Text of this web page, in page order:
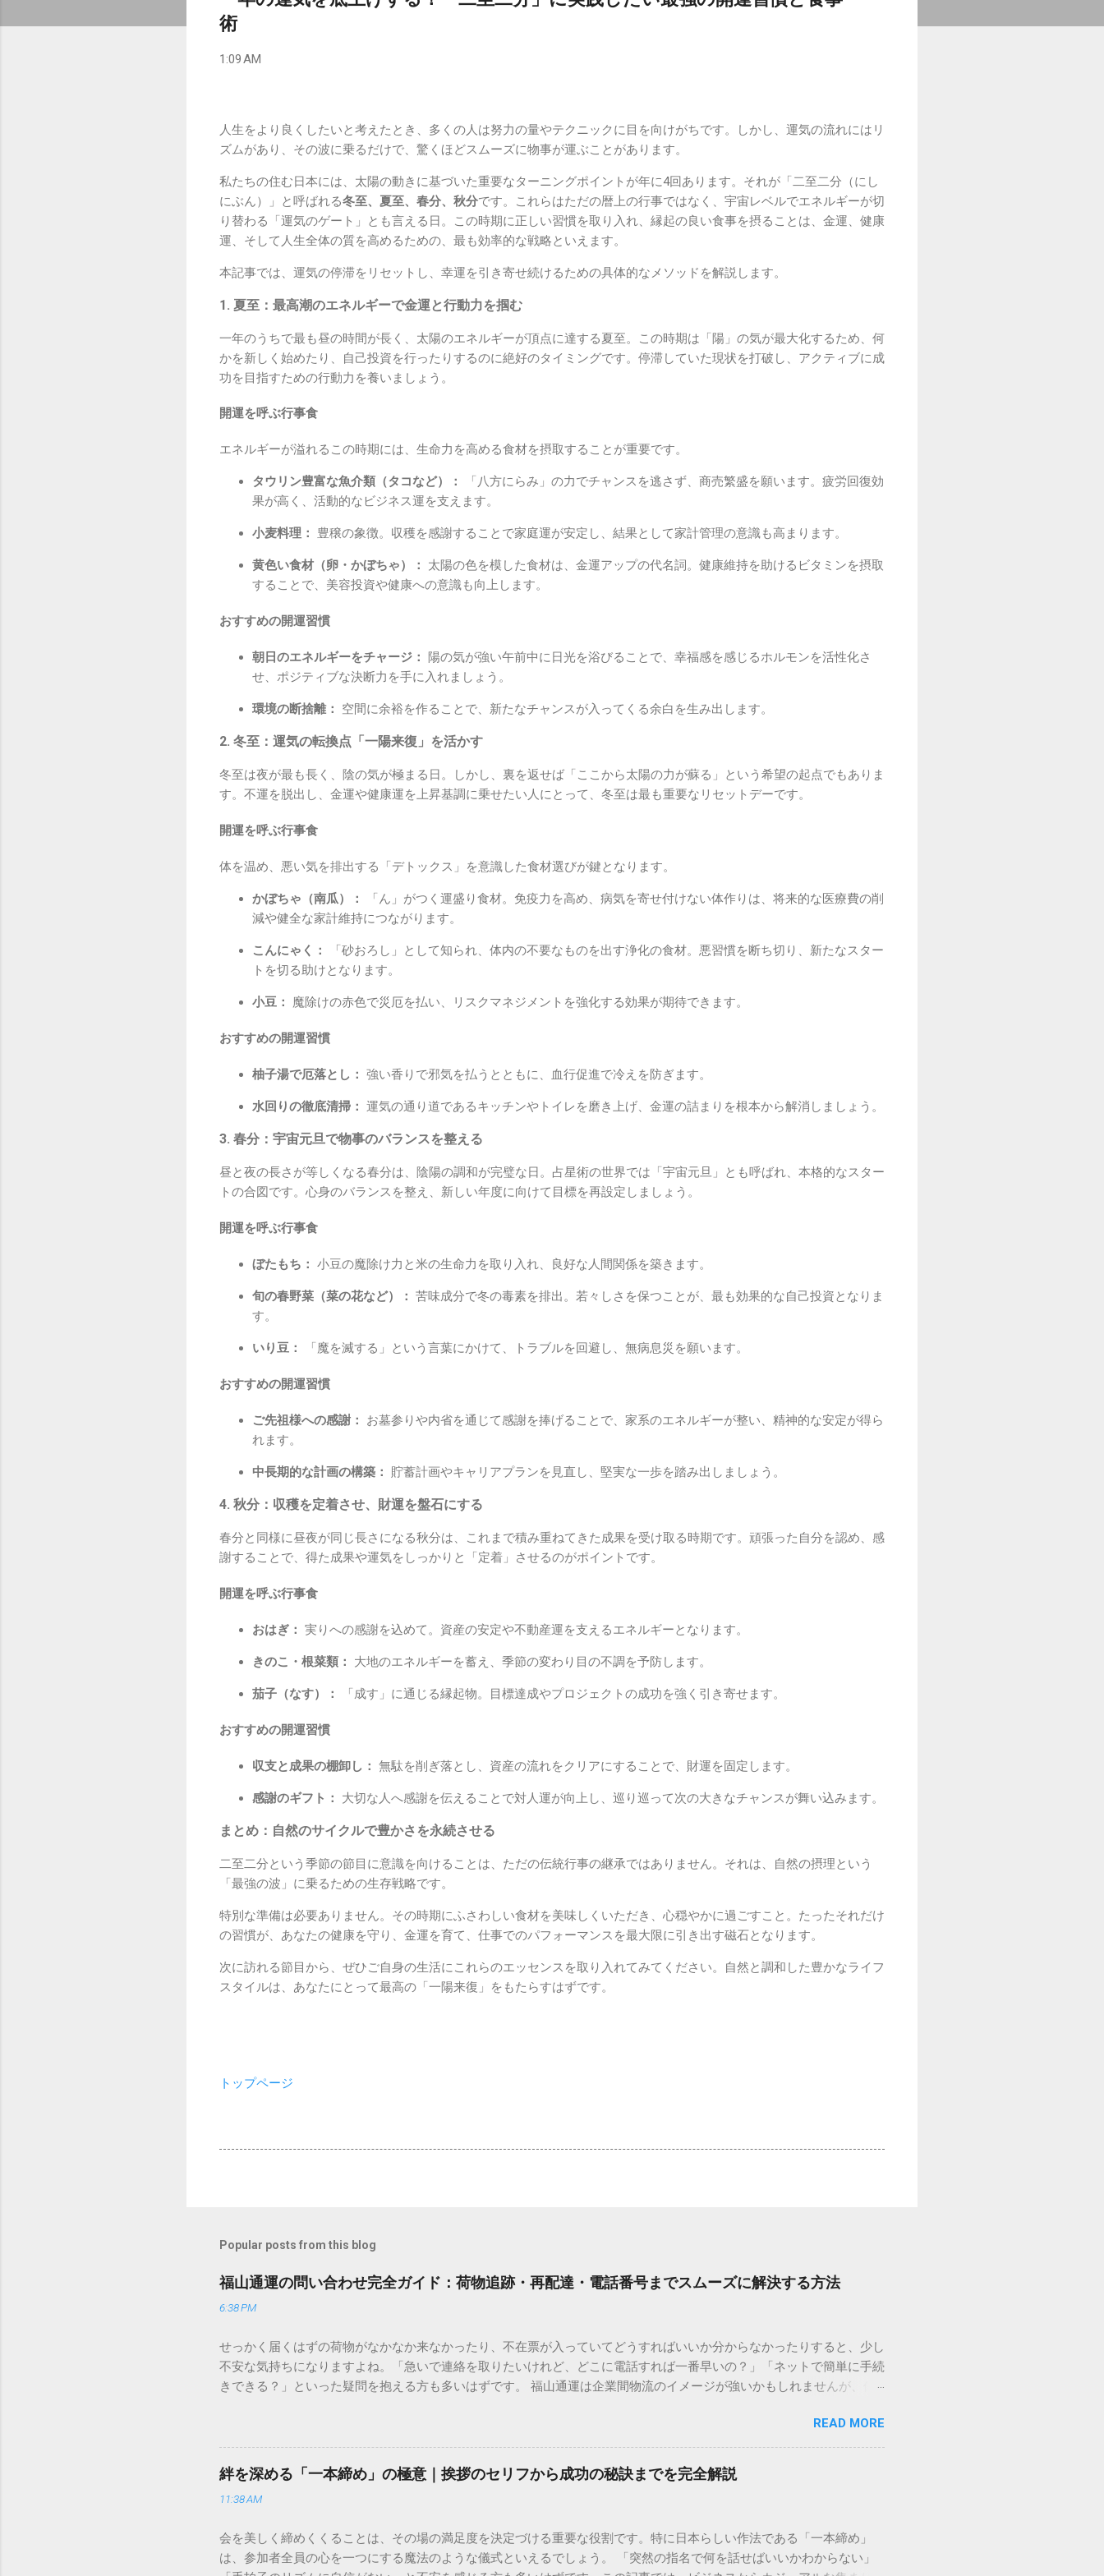
術
1:09 AM
人生をより良くしたいと考えたとき、多くの人は努力の量やテクニックに目を向けがちです。しかし、運気の流れにはリ
ズムがあり、その波に乗るだけで、驚くほどスムーズに物事が運ぶことがあります。
私たちの住む日本には、太陽の動きに基づいた重要なターニングポイントが年に4回あります。それが「二至二分（にし
にぶん）」と呼ばれる冬至、夏至、春分、秋分です。これらはただの暦上の行事ではなく、宇宙レベルでエネルギーが切
り替わる「運気のゲート」とも言える日。この時期に正しい習慣を取り入れ、縁起の良い食事を摂ることは、金運、健康
運、そして人生全体の質を高めるための、最も効率的な戦略といえます。
本記事では、運気の停滞をリセットし、幸運を引き寄せ続けるための具体的なメソッドを解説します。
1. 夏至：最高潮のエネルギーで金運と行動力を掴む
一年のうちで最も昼の時間が長く、太陽のエネルギーが頂点に達する夏至。この時期は「陽」の気が最大化するため、何
かを新しく始めたり、自己投資を行ったりするのに絶好のタイミングです。停滞していた現状を打破し、アクティブに成
功を目指すための行動力を養いましょう。
開運を呼ぶ行事食
エネルギーが溢れるこの時期には、生命力を高める食材を摂取することが重要です。
タウリン豊富な魚介類（タコなど）：
「八方にらみ」の力でチャンスを逃さず、商売繁盛を願います。疲労回復効
果が高く、活動的なビジネス運を支えます。
小麦料理： 豊穣の象徴。収穫を感謝することで家庭運が安定し、結果として家計管理の意識も高まります。
黄色い食材（卵・かぼちゃ）：
太陽の色を模した食材は、金運アップの代名詞。健康維持を助けるビタミンを摂取
することで、美容投資や健康への意識も向上します。
おすすめの開運習慣
朝日のエネルギーをチャージ：
陽の気が強い午前中に日光を浴びることで、幸福感を感じるホルモンを活性化さ
せ、ポジティブな決断力を手に入れましょう。
環境の断捨離： 空間に余裕を作ることで、新たなチャンスが入ってくる余白を生み出します。
2. 冬至：運気の転換点「一陽来復」を活かす
冬至は夜が最も長く、陰の気が極まる日。しかし、裏を返せば「ここから太陽の力が蘇る」という希望の起点でもありま
す。不運を脱出し、金運や健康運を上昇基調に乗せたい人にとって、冬至は最も重要なリセットデーです。
開運を呼ぶ行事食
体を温め、悪い気を排出する「デトックス」を意識した食材選びが鍵となります。
かぼちゃ（南瓜）：
「ん」がつく運盛り食材。免疫力を高め、病気を寄せ付けない体作りは、将来的な医療費の削
減や健全な家計維持につながります。
こんにゃく：
「砂おろし」として知られ、体内の不要なものを出す浄化の食材。悪習慣を断ち切り、新たなスター
トを切る助けとなります。
小豆： 魔除けの赤色で災厄を払い、リスクマネジメントを強化する効果が期待できます。
おすすめの開運習慣
柚子湯で厄落とし： 強い香りで邪気を払うとともに、血行促進で冷えを防ぎます。
水回りの徹底清掃： 運気の通り道であるキッチンやトイレを磨き上げ、金運の詰まりを根本から解消しましょう。
3. 春分：宇宙元旦で物事のバランスを整える
昼と夜の長さが等しくなる春分は、陰陽の調和が完璧な日。占星術の世界では「宇宙元旦」とも呼ばれ、本格的なスター
トの合図です。心身のバランスを整え、新しい年度に向けて目標を再設定しましょう。
開運を呼ぶ行事食
ぼたもち： 小豆の魔除け力と米の生命力を取り入れ、良好な人間関係を築きます。
旬の春野菜（菜の花など）： 苦味成分で冬の毒素を排出。若々しさを保つことが、最も効果的な自己投資となりま
す。
いり豆： 「魔を滅する」という言葉にかけて、トラブルを回避し、無病息災を願います。
おすすめの開運習慣
ご先祖様への感謝：
お墓参りや内省を通じて感謝を捧げることで、家系のエネルギーが整い、精神的な安定が得ら
れます。
中長期的な計画の構築： 貯蓄計画やキャリアプランを見直し、堅実な一歩を踏み出しましょう。
4. 秋分：収穫を定着させ、財運を盤石にする
春分と同様に昼夜が同じ長さになる秋分は、これまで積み重ねてきた成果を受け取る時期です。頑張った自分を認め、感
謝することで、得た成果や運気をしっかりと「定着」させるのがポイントです。
開運を呼ぶ行事食
おはぎ： 実りへの感謝を込めて。資産の安定や不動産運を支えるエネルギーとなります。
きのこ・根菜類： 大地のエネルギーを蓄え、季節の変わり目の不調を予防します。
茄子（なす）： 「成す」に通じる縁起物。目標達成やプロジェクトの成功を強く引き寄せます。
おすすめの開運習慣
収支と成果の棚卸し： 無駄を削ぎ落とし、資産の流れをクリアにすることで、財運を固定します。
感謝のギフト： 大切な人へ感謝を伝えることで対人運が向上し、巡り巡って次の大きなチャンスが舞い込みます。
まとめ：自然のサイクルで豊かさを永続させる
二至二分という季節の節目に意識を向けることは、ただの伝統行事の継承ではありません。それは、自然の摂理という
「最強の波」に乗るための生存戦略です。
特別な準備は必要ありません。その時期にふさわしい食材を美味しくいただき、心穏やかに過ごすこと。たったそれだけ
の習慣が、あなたの健康を守り、金運を育て、仕事でのパフォーマンスを最大限に引き出す磁石となります。
次に訪れる節目から、ぜひご自身の生活にこれらのエッセンスを取り入れてみてください。自然と調和した豊かなライフ
スタイルは、あなたにとって最高の「一陽来復」をもたらすはずです。
トップページ
Popular posts from this blog
福山通運の問い合わせ完全ガイド：荷物追跡・再配達・電話番号までスムーズに解決する方法
6:38 PM
せっかく届くはずの荷物がなかなか来なかったり、不在票が入っていてどうすればいいか分からなかったりすると、少し
不安な気持ちになりますよね。「急いで連絡を取りたいけれど、どこに電話すれば一番早いの？」「ネットで簡単に手続
きできる？」といった疑問を抱える方も多いはずです。 福山通運は企業間物流のイメージが強いかもしれませんが、個
は、荷物の追跡確認から営業所への電話連絡、再配達の依頼手順まで、初めての方でも迷わずに解決できる方法を詳しく
解説します。 福山通運のサービスの特徴と強み 福山通運は日本全国に広範なネットワークを持つ大手運送会社です。特
に重量物や大型の荷物、そして企業間の輸送において圧倒的な実績を誇ります。 個人で利用する場合、他の宅配業者と
少し異なる点として「営業所ごとの対応が非常にきめ細かい」という特徴があります。地域に密着した各拠点が配送をコ
ントロールしているため、現場の状況に合わせた柔軟な相談がしやすいのがメリットです。まずは、今抱えている悩みが
わせの電話をかける前に、まずは「お荷物配達状況照会」を確認するのが最も効率的です。現在の荷物がいったいどこに
あるのか、いつ届く予定なのかは、お手元の番号一つで判明します。 伝票番号（お問い合わせ番号）を準備する : 送り状
READ MORE
絆を深める「一本締め」の極意｜挨拶のセリフから成功の秘訣までを完全解説
11:38 AM
会を美しく締めくくることは、その場の満足度を決定づける重要な役割です。特に日本らしい作法である「一本締め」
は、参加者全員の心を一つにする魔法のような儀式といえるでしょう。 「突然の指名で何を話せばいいかわからない」